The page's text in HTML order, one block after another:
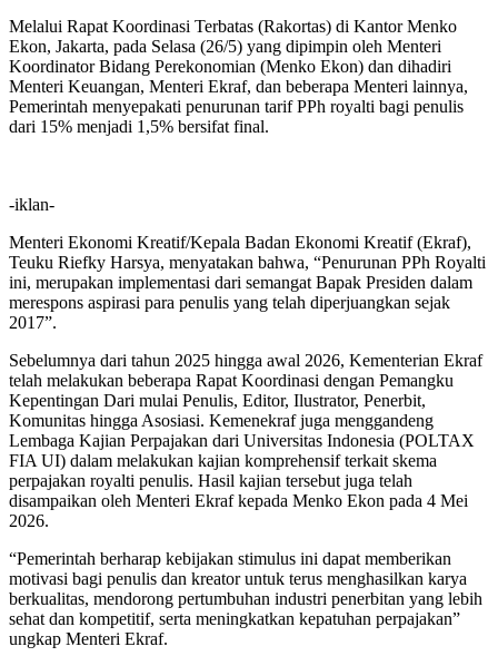
Melalui Rapat Koordinasi Terbatas (Rakortas) di Kantor Menko
Ekon, Jakarta, pada Selasa (26/5) yang dipimpin oleh Menteri
Koordinator Bidang Perekonomian (Menko Ekon) dan dihadiri
Menteri Keuangan, Menteri Ekraf, dan beberapa Menteri lainnya,
Pemerintah menyepakati penurunan tarif PPh royalti bagi penulis
dari 15% menjadi 1,5% bersifat final.
-iklan-
Menteri Ekonomi Kreatif/Kepala Badan Ekonomi Kreatif (Ekraf),
Teuku Riefky Harsya, menyatakan bahwa, “Penurunan PPh Royalti
ini, merupakan implementasi dari semangat Bapak Presiden dalam
merespons aspirasi para penulis yang telah diperjuangkan sejak
2017”.
Sebelumnya dari tahun 2025 hingga awal 2026, Kementerian Ekraf
telah melakukan beberapa Rapat Koordinasi dengan Pemangku
Kepentingan Dari mulai Penulis, Editor, Ilustrator, Penerbit,
Komunitas hingga Asosiasi. Kemenekraf juga menggandeng
Lembaga Kajian Perpajakan dari Universitas Indonesia (POLTAX
FIA UI) dalam melakukan kajian komprehensif terkait skema
perpajakan royalti penulis. Hasil kajian tersebut juga telah
disampaikan oleh Menteri Ekraf kepada Menko Ekon pada 4 Mei
2026.
“Pemerintah berharap kebijakan stimulus ini dapat memberikan
motivasi bagi penulis dan kreator untuk terus menghasilkan karya
berkualitas, mendorong pertumbuhan industri penerbitan yang lebih
sehat dan kompetitif, serta meningkatkan kepatuhan perpajakan”
ungkap Menteri Ekraf.